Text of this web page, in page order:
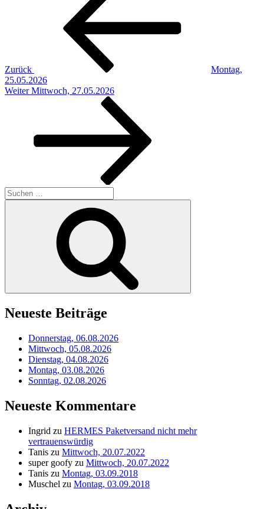
Zurück
Montag,
25.05.2026
Nächster
Weiter Mittwoch, 27.05.2026
Suchen
nach:
Neueste Beiträge
Donnerstag, 06.08.2026
Mittwoch, 05.08.2026
Dienstag, 04.08.2026
Montag, 03.08.2026
Sonntag, 02.08.2026
Neueste Kommentare
Ingrid zu HERMES Paketversand nicht mehr
vertrauenswürdig
Tanis zu Mittwoch, 20.07.2022
super goofy zu Mittwoch, 20.07.2022
Tanis zu Montag, 03.09.2018
Muschel zu Montag, 03.09.2018